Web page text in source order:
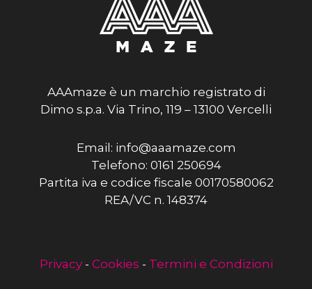
AAAmaze è un marchio registrato di
Dimo s.p.a. Via Trino, 119 – 13100 Vercelli
Email: info@aaamaze.com
Telefono: 0161 250694
Partita iva e codice fiscale 00170580062
REA/VC n. 148374
Privacy- Cookies - Termini e Condizioni